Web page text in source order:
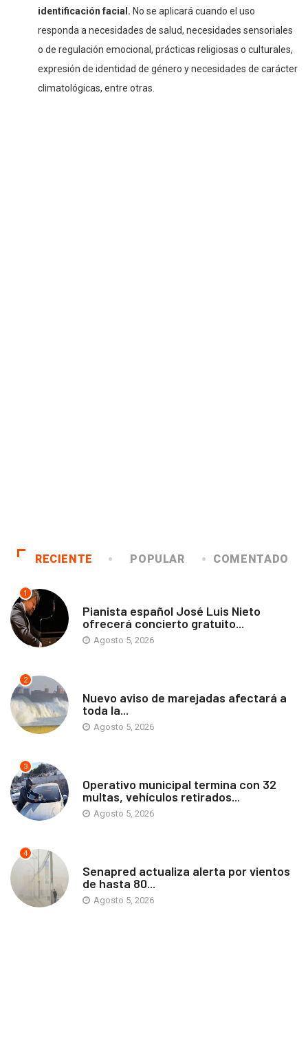
identificación facial. No se aplicará cuando el uso
responda a necesidades de salud, necesidades sensoriales
o de regulación emocional, prácticas religiosas o culturales,
expresión de identidad de género y necesidades de carácter
climatológicas, entre otras.
RECIENTE POPULAR COMENTADO
1
Pianista español José Luis Nieto
ofrecerá concierto gratuito...
Agosto 5, 2026
2
Nuevo aviso de marejadas afectará a
toda la...
Agosto 5, 2026
3
Operativo municipal termina con 32
multas, vehículos retirados...
Agosto 5, 2026
4
Senapred actualiza alerta por vientos
de hasta 80...
Agosto 5, 2026